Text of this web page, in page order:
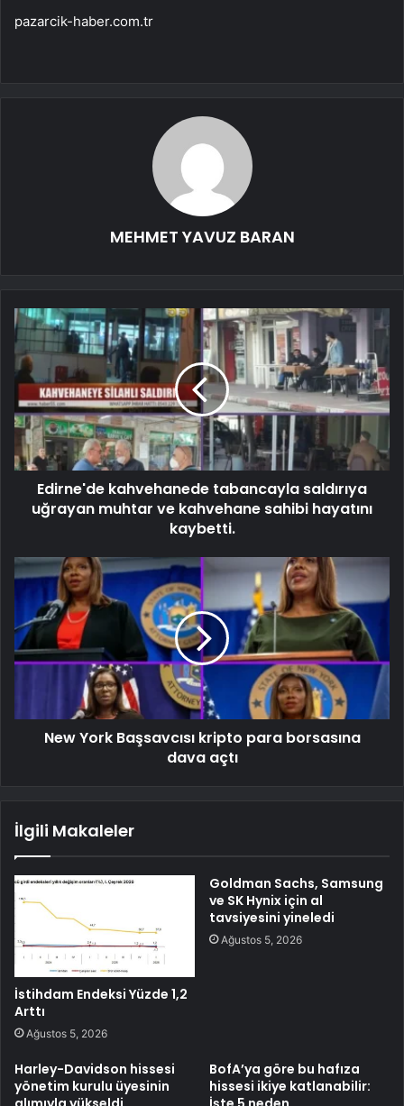
pazarcik-haber.com.tr
MEHMET YAVUZ BARAN
Edirne'de kahvehanede tabancayla saldırıya
uğrayan muhtar ve kahvehane sahibi hayatını
kaybetti.
New York Başsavcısı kripto para borsasına
dava açtı
İlgili Makaleler
İstihdam Endeksi Yüzde 1,2
Arttı
Ağustos 5, 2026
Goldman Sachs, Samsung
ve SK Hynix için al
tavsiyesini yineledi
Ağustos 5, 2026
Harley-Davidson hissesi
yönetim kurulu üyesinin
BofA’ya göre bu hafıza
hissesi ikiye katlanabilir: